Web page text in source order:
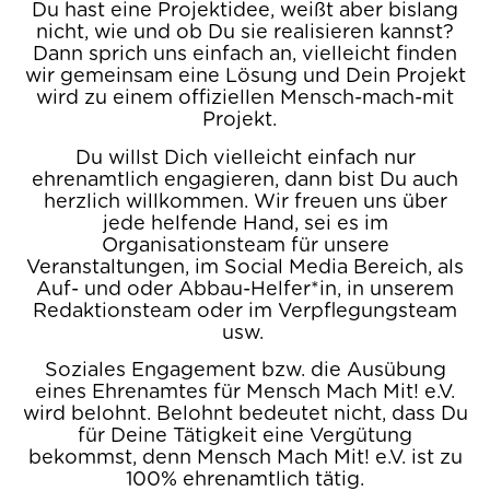
Du hast eine Projektidee, weißt aber bislang
nicht, wie und ob Du sie realisieren kannst?
Dann sprich uns einfach an, vielleicht finden
wir gemeinsam eine Lösung und Dein Projekt
wird zu einem offiziellen Mensch-mach-mit
Projekt.
Du willst Dich vielleicht einfach nur
ehrenamtlich engagieren, dann bist Du auch
herzlich willkommen. Wir freuen uns über
jede helfende Hand, sei es im
Organisationsteam für unsere
Veranstaltungen, im Social Media Bereich, als
Auf- und oder Abbau-Helfer*in, in unserem
Redaktionsteam oder im Verpflegungsteam
usw.
Soziales Engagement bzw. die Ausübung
eines Ehrenamtes für Mensch Mach Mit! e.V.
wird belohnt. Belohnt bedeutet nicht, dass Du
für Deine Tätigkeit eine Vergütung
bekommst, denn Mensch Mach Mit! e.V. ist zu
100% ehrenamtlich tätig.